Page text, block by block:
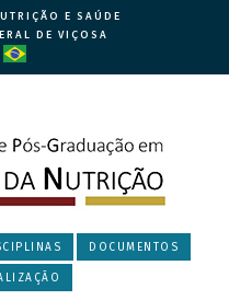
E SAÚDE
DE VIÇOSA
DOCUMENTOS